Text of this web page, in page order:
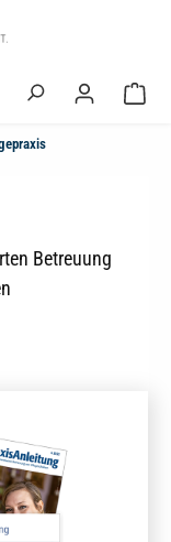
Betreuung